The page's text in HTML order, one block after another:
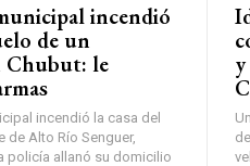
incendió
de un
Chubut: le
incendió la casa del
de Alto Río Senguer,
policía allanó su domicilio